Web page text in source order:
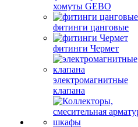
хомуты GEBO
фитинги цанговые
фитинги Чермет
электромагнитные
клапана